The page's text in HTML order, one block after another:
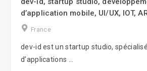
d’application mobile, UI/UX, IOT,
France
dev-id est un startup studio,
d’applications ...